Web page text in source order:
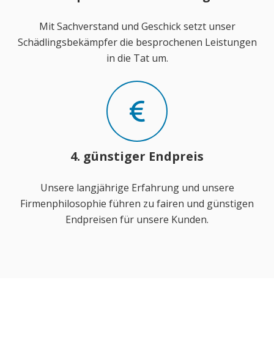
Mit Sachverstand und Geschick setzt unser
Schädlingsbekämpfer die besprochenen Leistungen
in die Tat um.
4. günstiger Endpreis
Unsere langjährige Erfahrung und unsere
Firmenphilosophie führen zu fairen und günstigen
Endpreisen für unsere Kunden.